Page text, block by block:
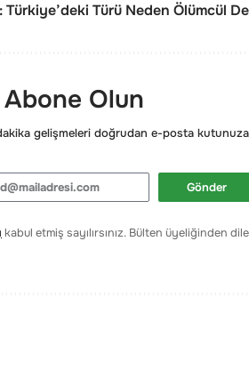
Türü Neden Ölümcül
Olun
gelişmeleri doğrudan e-posta
Gönder
kabul etmiş sayılırsınız. Bülten üyeliğinden